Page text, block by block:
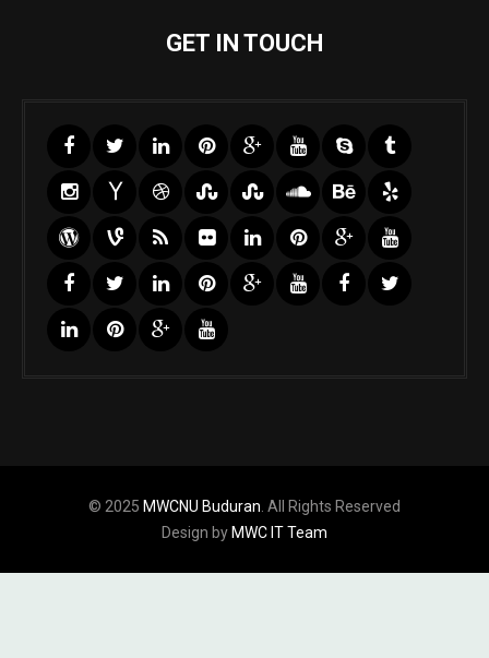
GET IN TOUCH
© 2025 MWCNU Buduran. All Rights Reserved
Design by MWC IT Team